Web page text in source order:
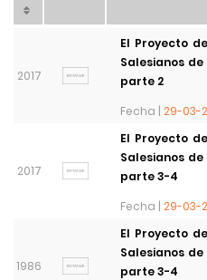
2017
El Proyecto
Salesianos
parte 2
Fecha | 29-03-
2017
El Proyecto
Salesianos
parte 3-4
Fecha | 29-03-
1986
El Proyecto
Salesianos
parte 3-4